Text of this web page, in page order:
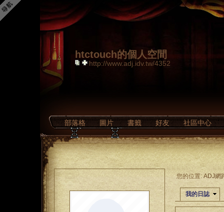
htctouch的個人空間
http://www.adj.idv.tw/4352
部落格 圖片 書籤 好友 社區中心
您的位置: ADJ網
我的日誌